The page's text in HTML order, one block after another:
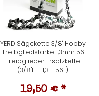
YERD Sägekette 3/8" Hobby
Treibgliedstärke 1,3mm 56
Treibglieder Ersatzkette
(3/8"H - 1,3 - 56E)
19,50 € *